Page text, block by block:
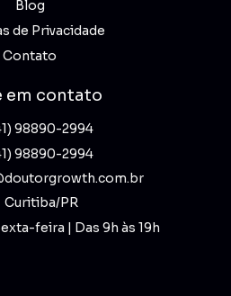
Blog
de Privacidade
Contato
em contato
98890-2994
98890-2994
Curitiba/PR
feira | Das 9h às 19h